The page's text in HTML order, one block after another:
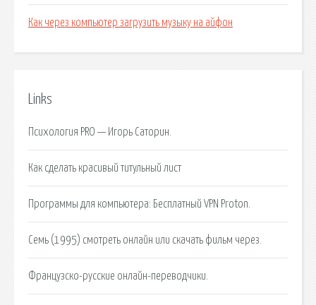
Как через компьютер загрузить музыку на айфон
Links
Психология PRO — Игорь Саторин.
Как сделать красивый титульный лист
Программы для компьютера: Бесплатный VPN Proton.
Семь (1995) смотреть онлайн или скачать фильм через.
Французско-русские онлайн-переводчики.